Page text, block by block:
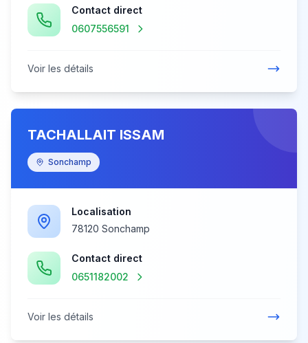
Contact direct
0607556591
Voir les détails
TACHALLAIT ISSAM
Sonchamp
Localisation
78120 Sonchamp
Contact direct
0651182002
Voir les détails